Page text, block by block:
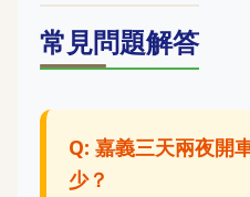
常見問題解答
Q: 嘉義三天兩夜開
少？